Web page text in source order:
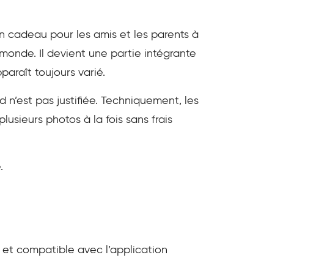
cadeau pour les amis et les parents à
Il devient une partie intégrante
toujours varié.
pas justifiée. Techniquement, les
photos à la fois sans frais
compatible avec l’application